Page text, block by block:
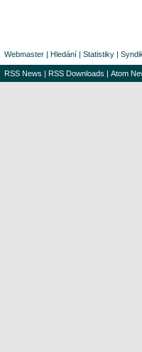
Webmaster | Hledání | Statistiky |
RSS News | RSS Downloads | Atom